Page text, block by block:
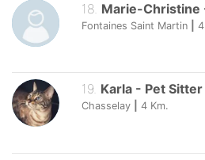
18. Marie-Christine
Fontaines Saint Martin 4
19. Karla - Pet Sitter
Chasselay 4 Km.